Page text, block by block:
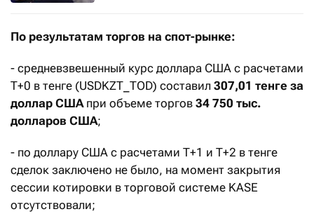
По результатам торгов на спот-рынке:
- средневзвешенный курс доллара США с расчетами
T+0 в тенге (USDKZT_TOD) составил 307,01 тенге за
доллар СШАпри объеме торгов 34 750 тыс.
долларов США;
- по доллару США с расчетами T+1 и T+2 в тенге
сделок заключено не было, на момент закрытия
сессии котировки в торговой системе KASE
отсутствовали;